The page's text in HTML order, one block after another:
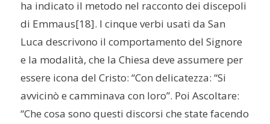
ha indicato il metodo nel racconto dei discepoli
di Emmaus[18]. I cinque verbi usati da San
Luca descrivono il comportamento del Signore
e la modalità, che la Chiesa deve assumere per
essere icona del Cristo: “Con delicatezza: “Si
avvicinò e camminava con loro”. Poi Ascoltare:
“Che cosa sono questi discorsi che state facendo